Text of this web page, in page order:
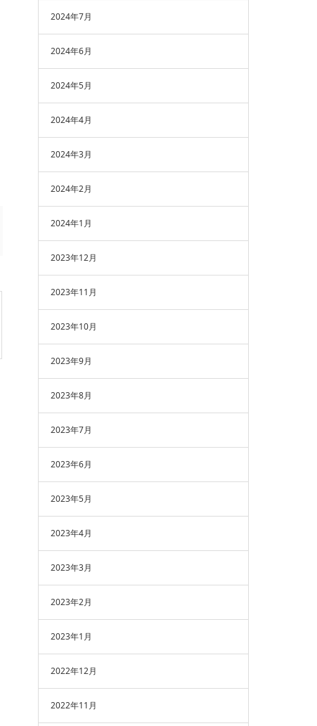
2024年7月
2024年6月
2024年5月
2024年4月
2024年3月
2024年2月
2024年1月
2023年12月
2023年11月
2023年10月
2023年9月
2023年8月
2023年7月
2023年6月
2023年5月
2023年4月
2023年3月
2023年2月
2023年1月
2022年12月
2022年11月